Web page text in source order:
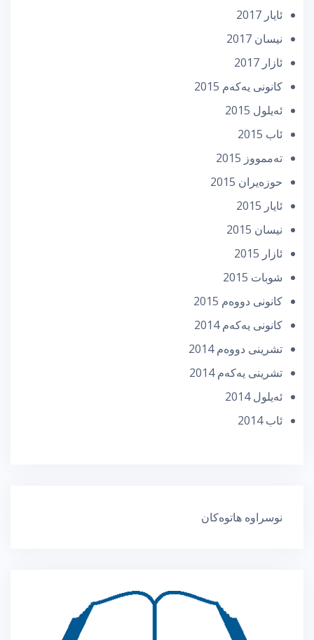
ئایار 2017
نیسان 2017
ئازار 2017
كانونی یه‌كه‌م 2015
ئه‌یلول 2015
ئاب 2015
تەممووز 2015
حوزه‌یران 2015
ئایار 2015
نیسان 2015
ئازار 2015
شوبات 2015
كانونی دووه‌م 2015
كانونی یه‌كه‌م 2014
تشرینی دووه‌م 2014
تشرینی یه‌كه‌م 2014
ئه‌یلول 2014
ئاب 2014
نوسراوە هاتوەکان